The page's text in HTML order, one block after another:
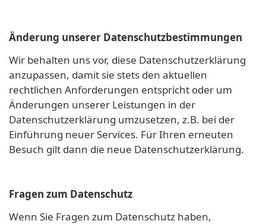
Änderung unserer Datenschutzbestimmungen
Wir behalten uns vor, diese Datenschutzerklärung
anzupassen, damit sie stets den aktuellen
rechtlichen Anforderungen entspricht oder um
Änderungen unserer Leistungen in der
Datenschutzerklärung umzusetzen, z.B. bei der
Einführung neuer Services. Für Ihren erneuten
Besuch gilt dann die neue Datenschutzerklärung.
Fragen zum Datenschutz
Wenn Sie Fragen zum Datenschutz haben,